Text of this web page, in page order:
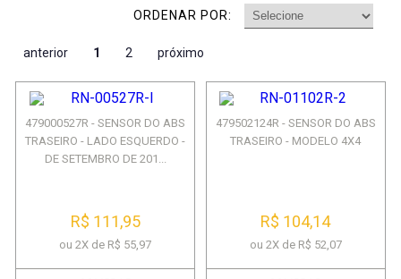
ORDENAR POR:
anterior 1 2 próximo
479000527R - SENSOR DO ABS
TRASEIRO - LADO ESQUERDO -
DE SETEMBRO DE 201...
R$ 111,95
ou 2X de R$ 55,97
479502124R - SENSOR DO ABS
TRASEIRO - MODELO 4X4
R$ 104,14
ou 2X de R$ 52,07